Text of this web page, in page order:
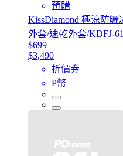
預購
KissDiamond 極涼防
外套/速乾外套/KDFJ-
$699
$3,490
折價券
P幣